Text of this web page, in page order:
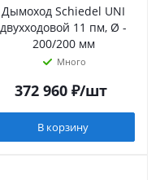
Дымоход Schiedel UNI
двухходовой 11 пм, Ø -
200/200 мм
Много
372 960₽/шт
В корзину